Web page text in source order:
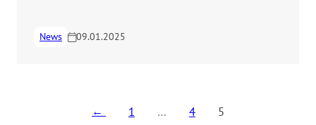
News 09.01.2025
Seitennummerierung der
1 … 4 5